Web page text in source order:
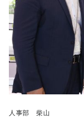
人事部 柴山